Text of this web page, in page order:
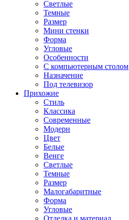
Светлые
Темные
Размер
Мини стенки
Форма
Угловые
Особенности
С компьютерным столом
Назначение
Под телевизор
Прихожие
Стиль
Классика
Современные
Модерн
Цвет
Белые
Венге
Светлые
Темные
Размер
Малогабаритные
Форма
Угловые
Отделка и материал